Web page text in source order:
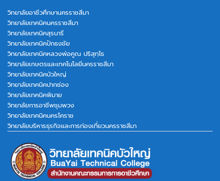
วิทยาลัยอาชีวศึกษานครราชสีมา
วิทยาลัยเทคนิคนครราชสีมา
วิทยาลัยเทคนิคสุรนารี
วิทยาลัยเทคนิคปักธงชัย
วิทยาลัยเทคนิคหลวงพ่อคูณ ปริสุทฺโธ
วิทยาลัยเกษตรและเทคโนโลยีนครราชสีมา
วิทยาลัยเทคนิคบัวใหญ่
วิทยาลัยเทคนิคปากช่อง
วิทยาลัยเทคนิคพิมาย
วิทยาลัยการอาชีพชุมพวง
วิทยาลัยเทคนิคนครโคราช
วิทยาลัยบริหารธุรกิจและการท่องเที่ยวนครราชสีมา